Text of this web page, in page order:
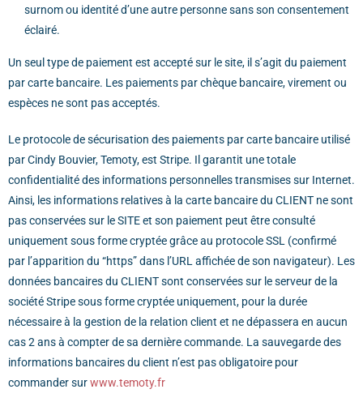
surnom ou identité d’une autre personne sans son consentement
éclairé.
Un seul type de paiement est accepté sur le site, il s’agit du paiement
par carte bancaire. Les paiements par chèque bancaire, virement ou
espèces ne sont pas acceptés.
Le protocole de sécurisation des paiements par carte bancaire utilisé
par Cindy Bouvier, Temoty, est Stripe. Il garantit une totale
confidentialité des informations personnelles transmises sur Internet.
Ainsi, les informations relatives à la carte bancaire du CLIENT ne sont
pas conservées sur le SITE et son paiement peut être consulté
uniquement sous forme cryptée grâce au protocole SSL (confirmé
par l’apparition du “https” dans l’URL affichée de son navigateur). Les
données bancaires du CLIENT sont conservées sur le serveur de la
société Stripe sous forme cryptée uniquement, pour la durée
nécessaire à la gestion de la relation client et ne dépassera en aucun
cas 2 ans à compter de sa dernière commande. La sauvegarde des
informations bancaires du client n’est pas obligatoire pour
commander surwww.temoty.fr